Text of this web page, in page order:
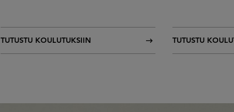
TUTUSTU KOULUTUKSIIN TUTUSTU